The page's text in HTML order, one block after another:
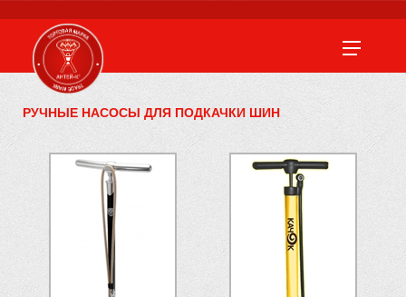
РУЧНЫЕ НАСОСЫ ДЛЯ ПОДКАЧКИ ШИН